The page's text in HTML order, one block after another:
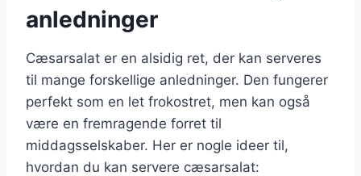
anledninger
Cæsarsalat er en alsidig ret, der kan serveres
til mange forskellige anledninger. Den fungerer
perfekt som en let frokostret, men kan også
være en fremragende forret til
middagsselskaber. Her er nogle ideer til,
hvordan du kan servere cæsarsalat: